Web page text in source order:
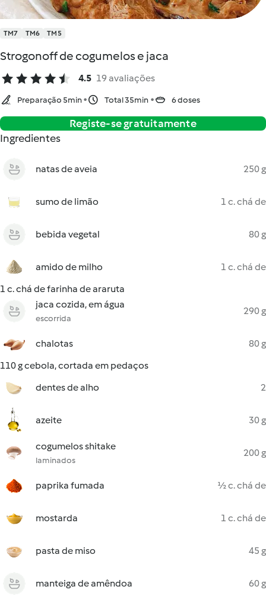
TM7 TM6 TM5
Strogonoff de cogumelos e jaca
4.5 19 avaliações
Preparação 5min Total 35min 6 doses
Registe-se gratuitamente
Ingredientes
natas de aveia 250 g
sumo de limão 1 c. chá de
bebida vegetal 80 g
amido de milho
1 c. chá de
1 c. chá de farinha de araruta
jaca cozida, em água
escorrida
290 g
chalotas
80 g
110 g cebola, cortada em pedaços
dentes de alho
2
azeite 30 g
cogumelos shitake
laminados
200 g
paprika fumada ½ c. chá de
mostarda 1 c. chá de
pasta de miso 45 g
manteiga de amêndoa 60 g